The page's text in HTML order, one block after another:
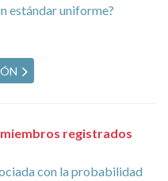
estándar uniforme?
miembros registrados
con la probabilidad